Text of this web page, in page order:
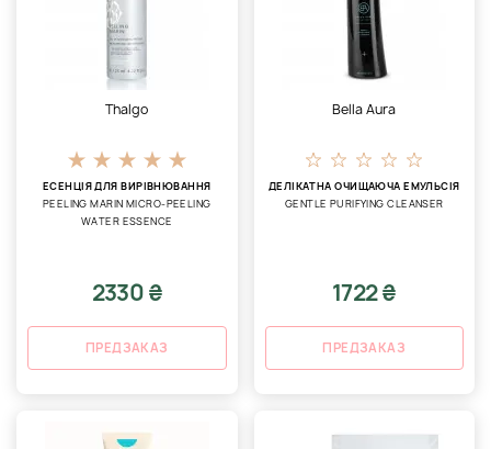
Thalgo
ЕСЕНЦІЯ ДЛЯ ВИРІВНЮВАННЯ
PEELING MARIN MICRO-PEELING
WATER ESSENCE
2330 ₴
ПРЕДЗАКАЗ
Bella Aura
ДЕЛІКАТНА ОЧИЩАЮЧА ЕМУЛЬСІЯ
GENTLE PURIFYING CLEANSER
1722 ₴
ПРЕДЗАКАЗ